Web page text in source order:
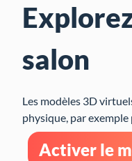
salon
Les modèles 3D
physique, par
Activer le